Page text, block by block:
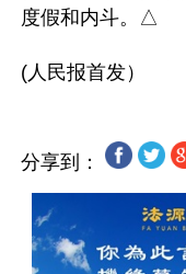
度假和内斗。△
分享到：